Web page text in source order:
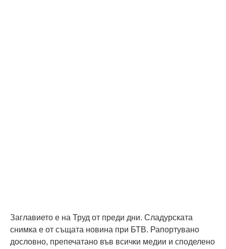
Заглавието е на Труд от преди дни. Сладурската
снимка е от същата новина при БТВ. Рапортувано
дословно, препечатано във всички медии и споделено